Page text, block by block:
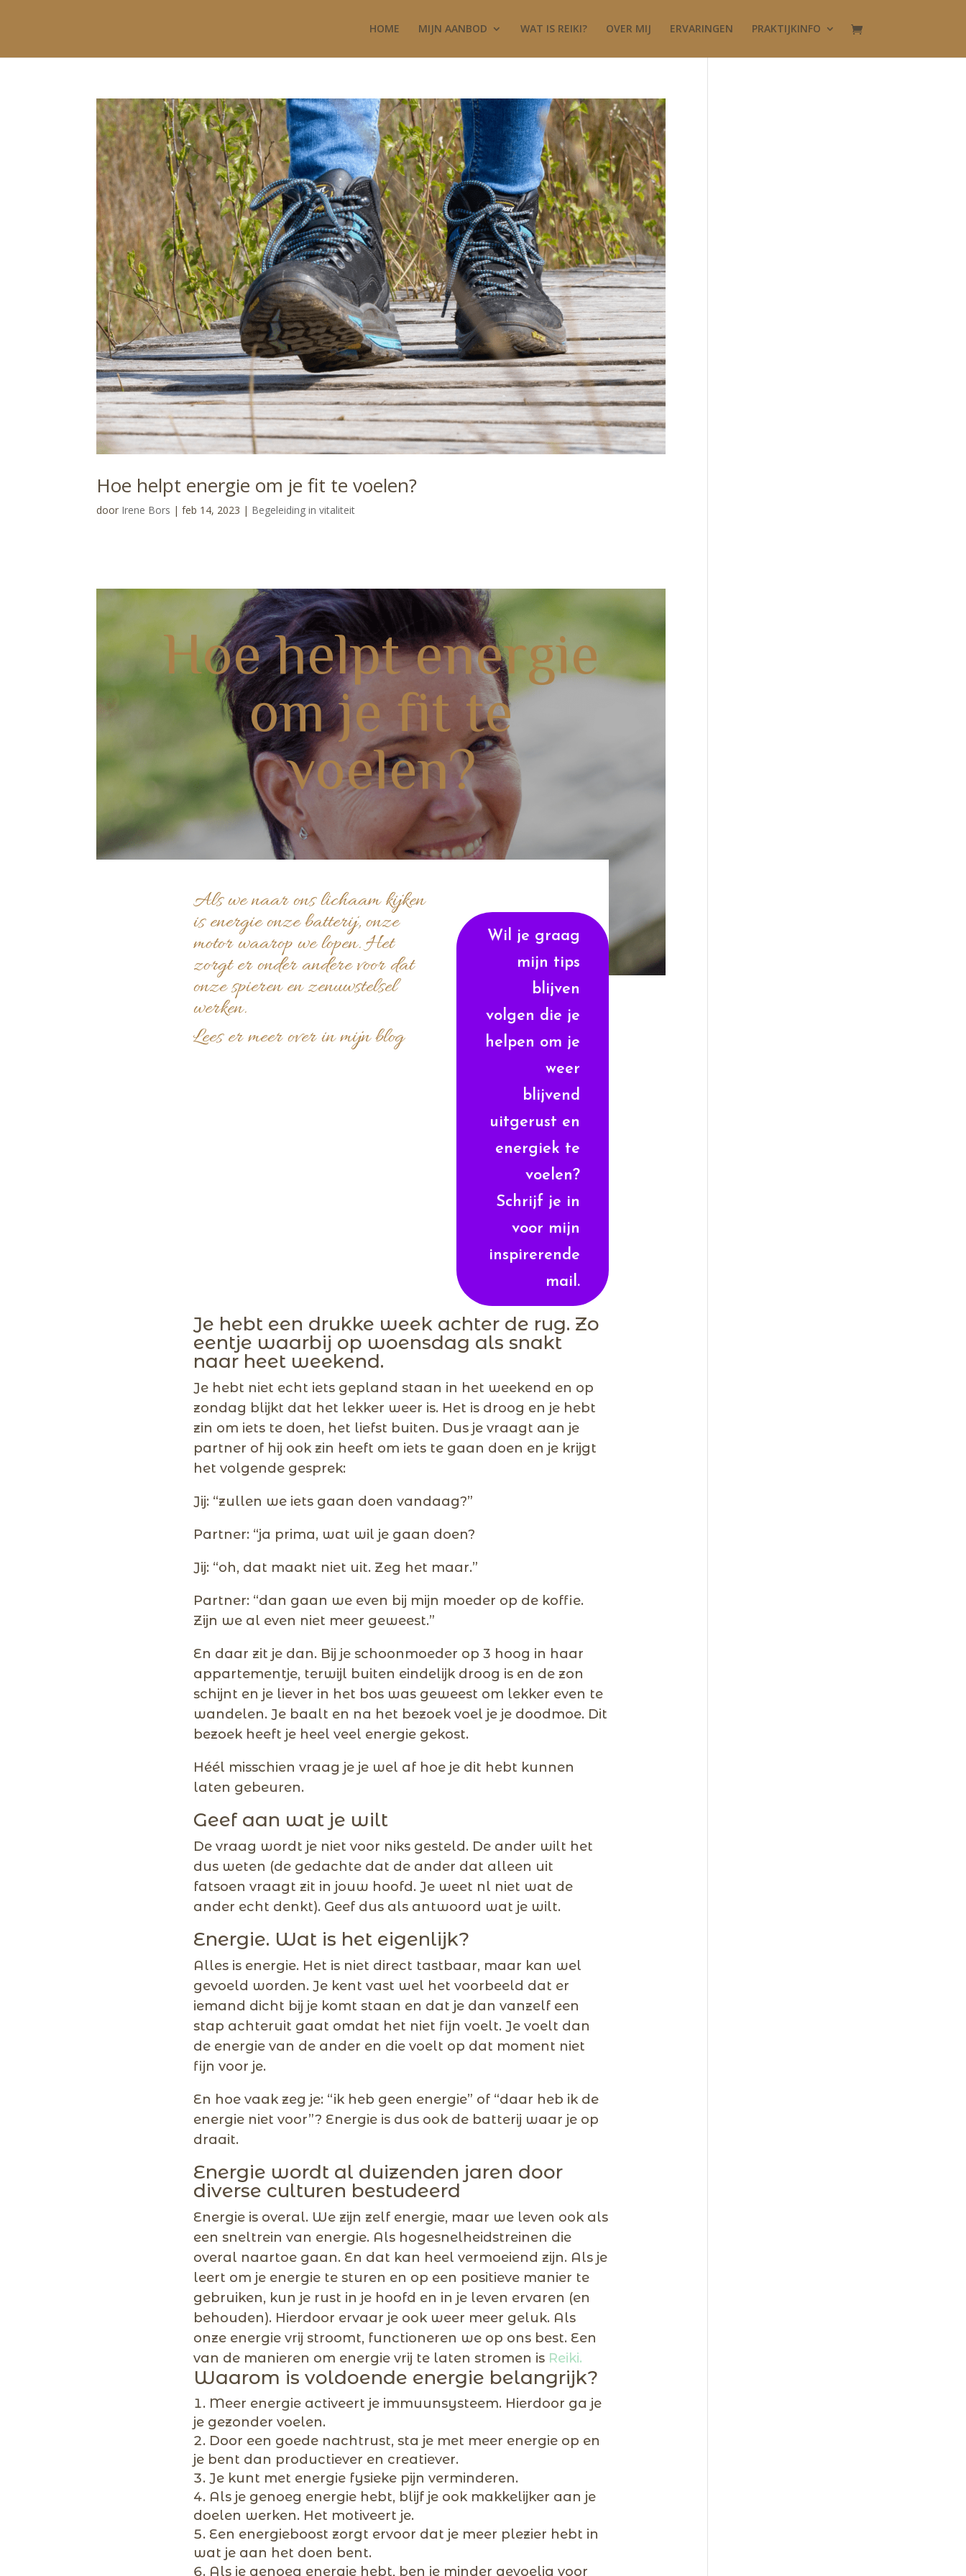
HOME MIJN AANBOD WAT IS REIKI? OVER MIJ ERVARINGEN PRAKTIJKINFO
Hoe helpt energie om je fit te voelen?
door Irene Bors |feb 14, 2023 | Begeleiding in vitaliteit
Hoe helpt energie
om je fit te
voelen?
Als we naar ons lichaam kijken
is energie onze batterij, onze
motor waarop we lopen. Het
zorgt er onder andere voor dat
onze spieren en zenuwstelsel
werken.
Lees er meer over in mijn blog
Wil je graag
mijn tips
blijven
volgen die je
helpen om je
weer
blijvend
uitgerust en
energiek te
voelen?
Schrijf je in
voor mijn
inspirerende
mail.
Je hebt een drukke week achter de rug. Zo
eentje waarbij op woensdag als snakt
naar heet weekend.
Je hebt niet echt iets gepland staan in het weekend en op
zondag blijkt dat het lekker weer is. Het is droog en je hebt
zin om iets te doen, het liefst buiten. Dus je vraagt aan je
partner of hij ook zin heeft om iets te gaan doen en je krijgt
het volgende gesprek:
Jij: “zullen we iets gaan doen vandaag?”
Partner: “ja prima, wat wil je gaan doen?
Jij: “oh, dat maakt niet uit. Zeg het maar.”
Partner: “dan gaan we even bij mijn moeder op de koffie.
Zijn we al even niet meer geweest.”
En daar zit je dan. Bij je schoonmoeder op 3 hoog in haar
appartementje, terwijl buiten eindelijk droog is en de zon
schijnt en je liever in het bos was geweest om lekker even te
wandelen. Je baalt en na het bezoek voel je je doodmoe. Dit
bezoek heeft je heel veel energie gekost.
Héél misschien vraag je je wel af hoe je dit hebt kunnen
laten gebeuren.
Geef aan wat je wilt
De vraag wordt je niet voor niks gesteld. De ander wilt het
dus weten (de gedachte dat de ander dat alleen uit
fatsoen vraagt zit in jouw hoofd. Je weet nl niet wat de
ander echt denkt). Geef dus als antwoord wat je wilt.
Energie. Wat is het eigenlijk?
Alles is energie. Het is niet direct tastbaar, maar kan wel
gevoeld worden. Je kent vast wel het voorbeeld dat er
iemand dicht bij je komt staan en dat je dan vanzelf een
stap achteruit gaat omdat het niet fijn voelt. Je voelt dan
de energie van de ander en die voelt op dat moment niet
fijn voor je.
En hoe vaak zeg je: “ik heb geen energie” of “daar heb ik de
energie niet voor”? Energie is dus ook de batterij waar je op
draait.
Energie wordt al duizenden jaren door
diverse culturen bestudeerd
Energie is overal. We zijn zelf energie, maar we leven ook als
een sneltrein van energie. Als hogesnelheidstreinen die
overal naartoe gaan. En dat kan heel vermoeiend zijn. Als je
leert om je energie te sturen en op een positieve manier te
gebruiken, kun je rust in je hoofd en in je leven ervaren (en
behouden). Hierdoor ervaar je ook weer meer geluk. Als
onze energie vrij stroomt, functioneren we op ons best. Een
van de manieren om energie vrij te laten stromen is Reiki.
Waarom is voldoende energie belangrijk?
Meer energie activeert je immuunsysteem. Hierdoor ga je
je gezonder voelen.
Door een goede nachtrust, sta je met meer energie op en
je bent dan productiever en creatiever.
Je kunt met energie fysieke pijn verminderen.
Als je genoeg energie hebt, blijf je ook makkelijker aan je
doelen werken. Het motiveert je.
Een energieboost zorgt ervoor dat je meer plezier hebt in
wat je aan het doen bent.
Als je genoeg energie hebt, ben je minder gevoelig voor